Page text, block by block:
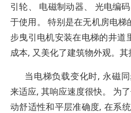
引轮、 电磁制动器、 光电编
于使用。 特别是在无机房电梯
步曳引电机安装在电梯的井道
成本, 又美化了建筑物外观。其
当电梯负载变化时, 永磁
来适应, 其响应速度很快。 为
动舒适性和平层准确度, 在系